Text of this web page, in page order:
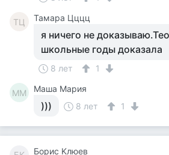
ТЦ Тамара Цццц
я ничего не
школьные годы доказала
8 лет 1
ММ Маша Мария
))) 8 лет 1
Борис Kлюев